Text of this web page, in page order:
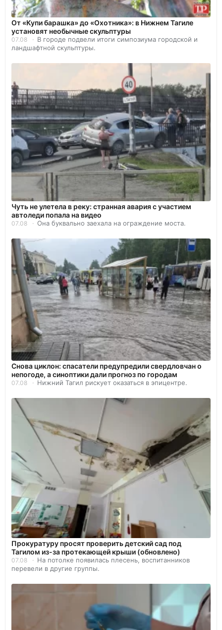
От «Купи барашка» до «Охотника»: в Нижнем Тагиле
установят необычные скульптуры
07.08
В городе подвели итоги симпозиума городской и
ландшафтной скульптуры.
Чуть не улетела в реку: странная авария с участием
автоледи попала на видео
07.08 Она буквально заехала на ограждение моста.
Снова циклон: спасатели предупредили свердловчан о
непогоде, а синоптики дали прогноз по городам
07.08 Нижний Тагил рискует оказаться в эпицентре.
Прокуратуру просят проверить детский сад под
Тагилом из-за протекающей крыши (обновлено)
07.08
На потолке появилась плесень, воспитанников
перевели в другие группы.